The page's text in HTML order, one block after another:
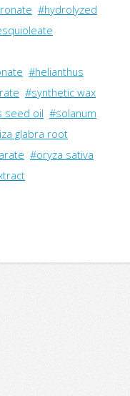
#hydrolyzed
#helianthus
#synthetic wax
seed oil #solanum
glabra root
#oryza sativa